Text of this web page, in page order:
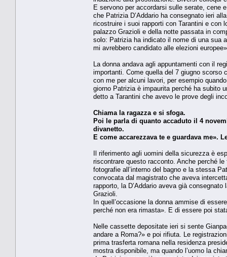
E servono per accordarsi sulle serate, cene
che Patrizia D’Addario ha consegnato ieri
ricostruire i suoi rapporti con Tarantini e con
palazzo Grazioli e della notte passata in
solo: Patrizia ha indicato il nome di una sua
mi avrebbero candidato alle elezioni
La donna andava agli appuntamenti con il
importanti. Come quella del 7 giugno scorso
con me per alcuni lavori, per esempio
giorno Patrizia è impaurita perché ha
detto a Tarantini che avevo le prove degli
Chiama la ragazza e si sfoga.
Poi le parla di quanto accaduto il 4
divanetto.
E come accarezzava te e guardava me».
Il riferimento agli uomini della sicurezza è
riscontrare questo racconto. Anche perché
fotografie all’interno del bagno e la stessa
convocata dal magistrato che aveva
rapporto, la D’Addario aveva già
Grazioli.
In quell’occasione la donna ammise di
perché non era rimasta». E di essere poi
Nelle cassette depositate ieri si sente
andare a Roma?» e poi rifiuta. Le
prima trasferta romana nella residenza
mostra disponibile, ma quando l’uomo la